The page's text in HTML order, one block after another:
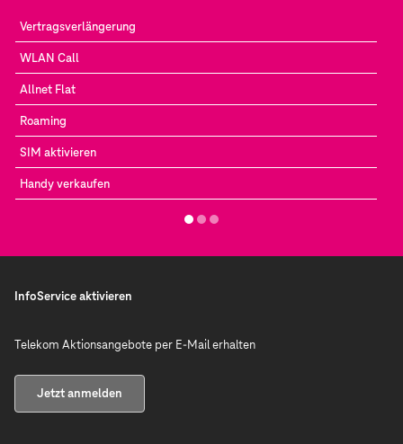
Vertragsverlängerung
WLAN Call
Allnet Flat
Roaming
SIM aktivieren
Handy verkaufen
InfoService aktivieren
Telekom Aktionsangebote per E-Mail erhalten
Jetzt anmelden